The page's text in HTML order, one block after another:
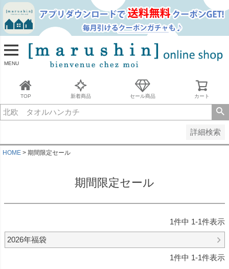
MENU
TOP 新着商品 セール商品 カート
詳細検索
並び順
新着順
古い順
価格が安い順
価格が高い順
キーワードヒット順
HOME 期間限定セール
期間限定セール
1件中 1-1件表示
2026年福袋
1件中 1-1件表示